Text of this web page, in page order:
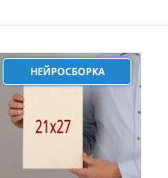
НЕЙРОСБОРКА